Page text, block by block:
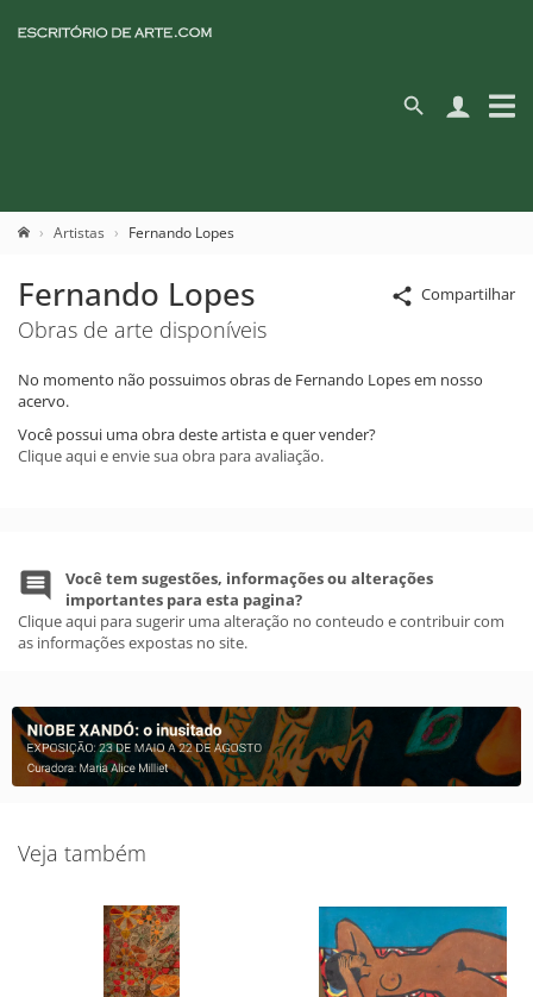
Artistas Fernando Lopes
Compartilhar
Fernando Lopes
Obras de arte disponíveis
No momento não possuimos obras de Fernando Lopes em nosso
acervo.
Você possui uma obra deste artista e quer vender?
Clique aqui e envie sua obra para avaliação.
Você tem sugestões, informações ou alterações
importantes para esta pagina?
Clique aqui para sugerir uma alteração no conteudo e contribuir com
as informações expostas no site.
Veja também